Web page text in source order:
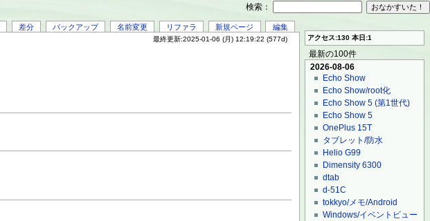
差分 バックアップ 名前変更 リファラ 新規ページ 編集
最終更新:2025-01-06 (月) 12:19:22 (577d) アクセス:130 本日:1
最新の100件
2026-08-06
Echo Show
Echo Show/root化
Echo Show 5 (第1世代)
Echo Show 5
OnePlus 15T
タブレット/防水
Helio G99
Dimensity 6300
dtab
d-51C
tokkyo/メモ/Android
Windows/イベントビュー
検索：